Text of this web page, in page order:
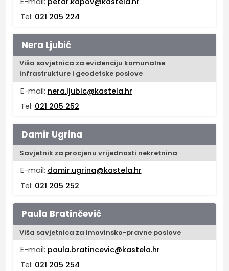
Tel: 021 205 224
Nera Ljubić
Viša savjetnica za evidenciju komunalne
infrastrukture i geodetske poslove
E-mail: nera.ljubic@kastela.hr
Tel: 021 205 252
Damir Ugrina
Savjetnik za procjenu vrijednosti nekretnina
E-mail: damir.ugrina@kastela.hr
Tel: 021 205 252
Paula Bratinčević
Viša savjetnica za imovinsko-pravne poslove
E-mail: paula.bratincevic@kastela.hr
Tel: 021 205 254